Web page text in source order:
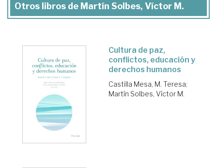
Otros libros de Martín Solbes, Víctor M.
Cultura de paz,
conflictos, educación y
derechos humanos
Castilla Mesa, M. Teresa;
Martín Solbes, Víctor M.